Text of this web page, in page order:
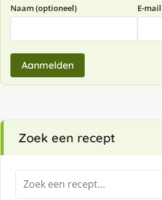
Naam (optioneel) E-mail
Aanmelden
Zoek een recept
Zoeken
naar: